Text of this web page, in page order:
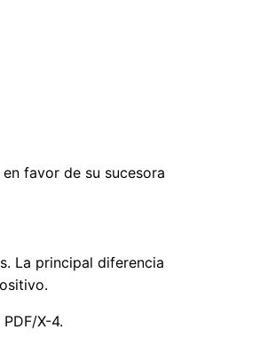
favor de su sucesora
La principal diferencia
X-4.